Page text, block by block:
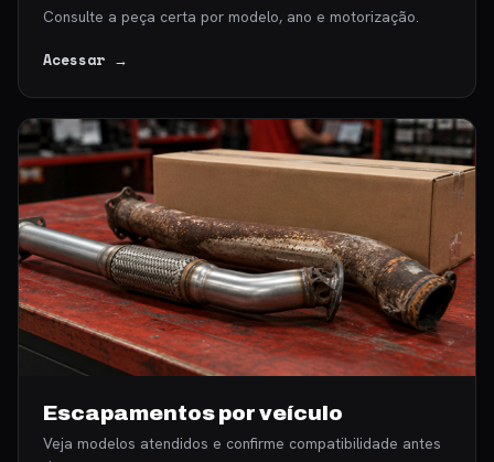
Consulte a peça certa por modelo, ano e motorização.
Acessar →
Escapamentos por veículo
Veja modelos atendidos e confirme compatibilidade antes